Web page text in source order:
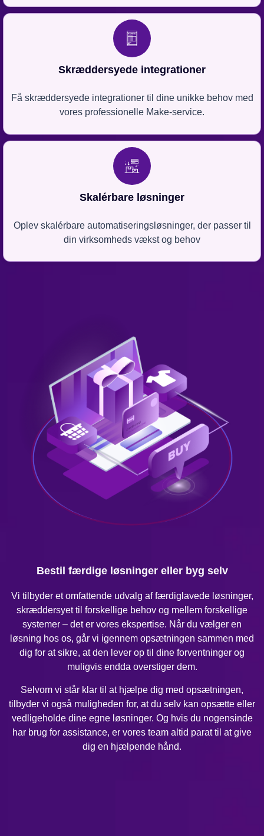
Skræddersyede integrationer
Få skræddersyede integrationer til dine unikke behov med
vores professionelle Make-service.
Skalérbare løsninger
Oplev skalérbare automatiseringsløsninger, der passer til
din virksomheds vækst og behov
Bestil færdige løsninger eller byg selv
Vi tilbyder et omfattende udvalg af færdiglavede løsninger,
skræddersyet til forskellige behov og mellem forskellige
systemer – det er vores ekspertise. Når du vælger en
løsning hos os, går vi igennem opsætningen sammen med
dig for at sikre, at den lever op til dine forventninger og
muligvis endda overstiger dem.
Selvom vi står klar til at hjælpe dig med opsætningen,
tilbyder vi også muligheden for, at du selv kan opsætte eller
vedligeholde dine egne løsninger. Og hvis du nogensinde
har brug for assistance, er vores team altid parat til at give
dig en hjælpende hånd.